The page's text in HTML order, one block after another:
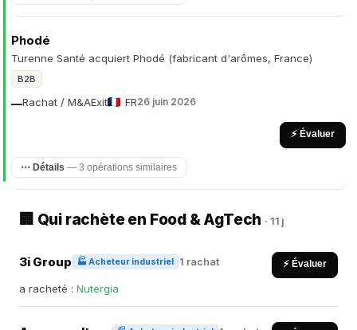
Phodé
Turenne Santé acquiert Phodé (fabricant d'arômes, France)
B2B
Rachat / M&A
— Exit FR26 juin 2026
⚡ Évaluer
⋯ Détails — 3 opérations similaires
🏢 Qui rachète en Food & AgTech · 11 j
3i Group 🏭 Acheteur industriel 1 rachat ⚡ Évaluer
a racheté : Nutergia